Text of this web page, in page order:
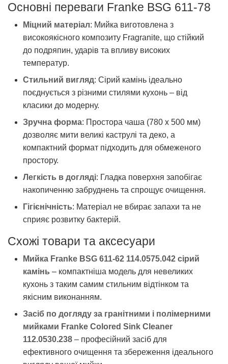
Основні переваги Franke BSG 611-78
Міцний матеріал: Мийка виготовлена з
високоякісного композиту Fragranite, що стійкий
до подряпин, ударів та впливу високих
температур.
Стильний вигляд: Сірий камінь ідеально
поєднується з різними стилями кухонь – від
класики до модерну.
Зручна форма: Простора чаша (780 x 500 мм)
дозволяє мити великі каструлі та деко, а
компактний формат підходить для обмеженого
простору.
Легкість в догляді: Гладка поверхня запобігає
накопиченню забруднень та спрощує очищення.
Гігієнічність: Матеріал не вбирає запахи та не
сприяє розвитку бактерій.
Схожі товари та аксесуари
Мийка Franke BSG 611-62 114.0575.042 сірий
камінь – компактніша модель для невеликих
кухонь з таким самим стильним відтінком та
якісним виконанням.
Засіб по догляду за гранітними і полімерними
мийками Franke Colored Sink Cleaner
112.0530.238 – професійний засіб для
ефективного очищення та збереження ідеального